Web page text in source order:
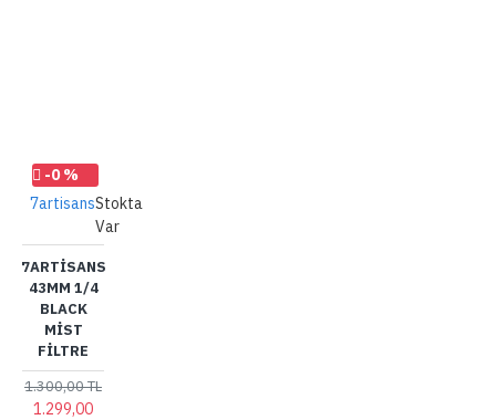
-0 %
7artisansStokta
Var
7ARTISANS
43MM 1/4
BLACK
MIST
FILTRE
1.300,00 TL
1.299,00